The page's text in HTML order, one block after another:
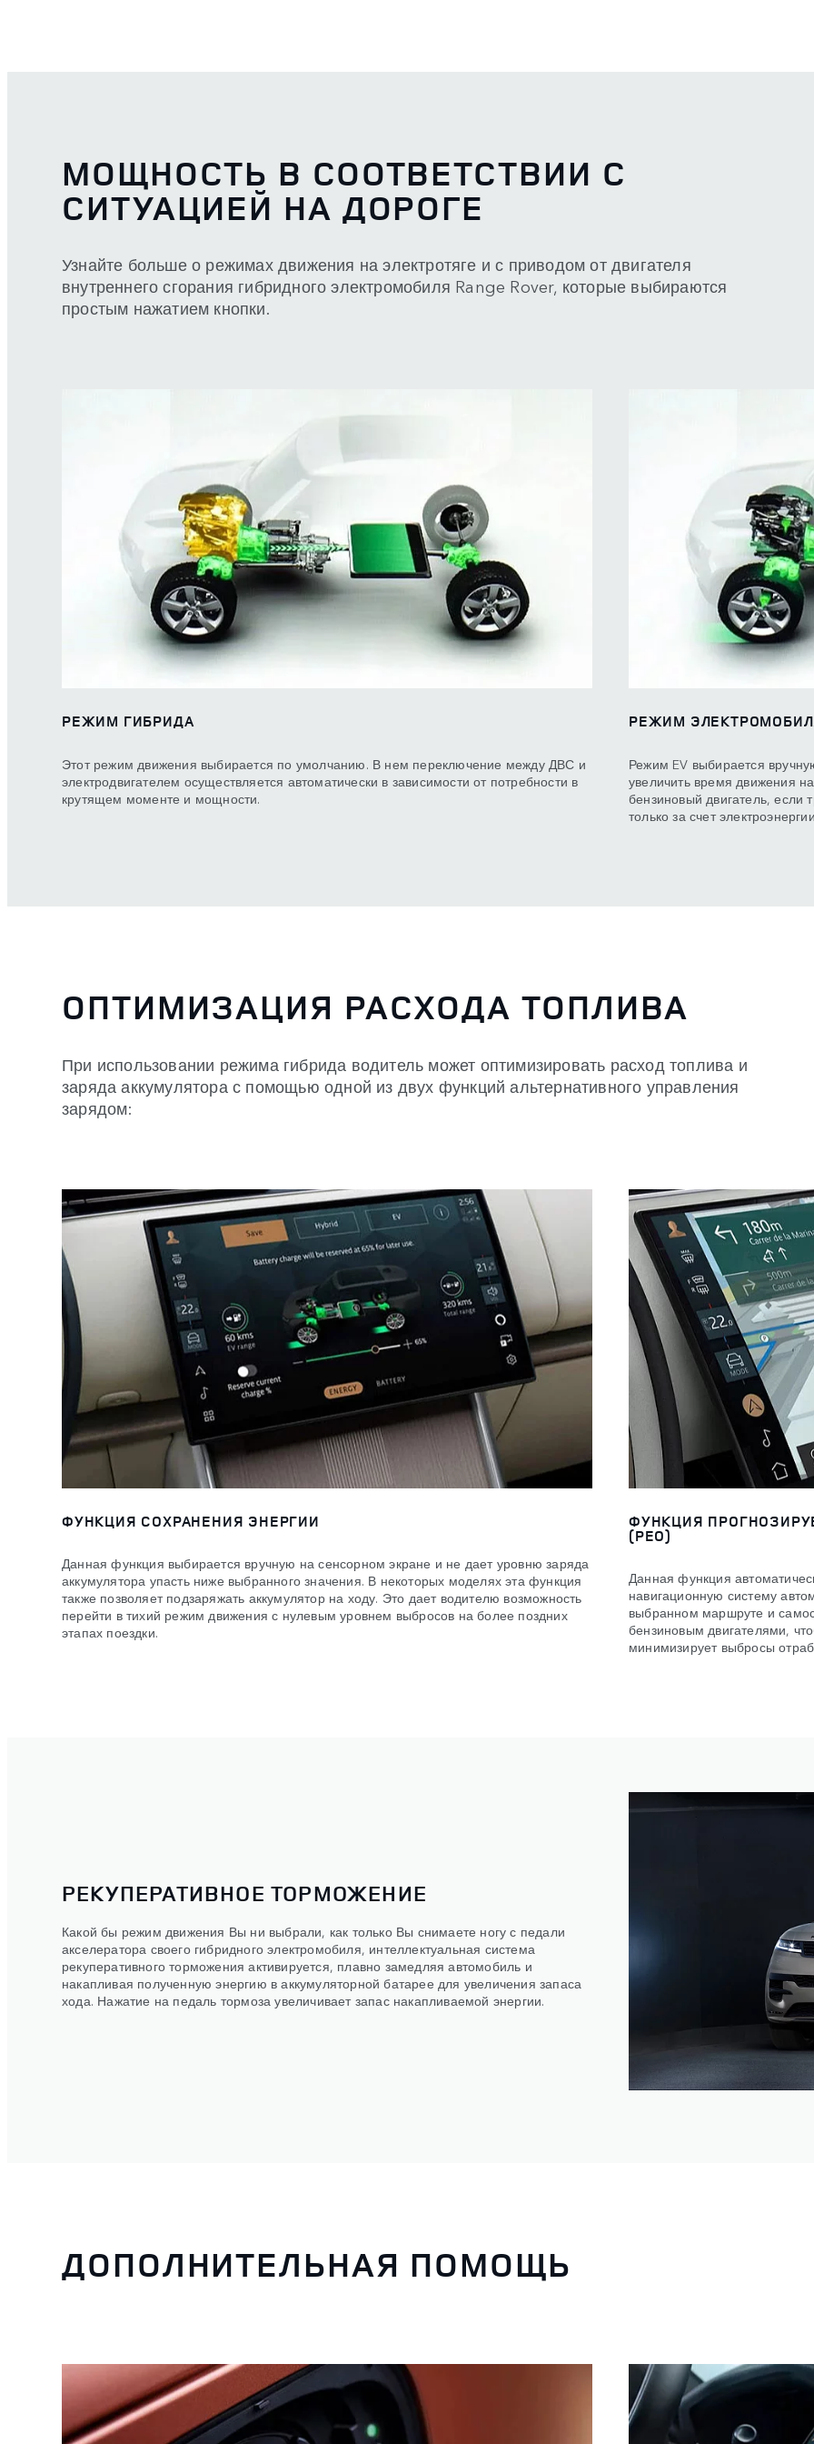
МОЩНОСТЬ В СООТВЕТСТВИИ С
СИТУАЦИЕЙ НА ДОРОГЕ
Узнайте больше о режимах движения на электротяге и с приводом от двигателя
внутреннего сгорания гибридного электромобиля Range Rover, которые выбираются
простым нажатием кнопки.
РЕЖИМ ГИБРИДА
Этот режим движения выбирается по умолчанию. В нем переключение между ДВС и
электродвигателем осуществляется автоматически в зависимости от потребности в
крутящем моменте и мощности.
РЕЖИМ
Режим EV выбирается
увеличить время движения
бензиновый двигатель,
только за счет
ОПТИМИЗАЦИЯ РАСХОДА ТОПЛИВА
При использовании режима гибрида водитель может оптимизировать расход топлива и
заряда аккумулятора с помощью одной из двух функций альтернативного управления
зарядом:
ФУНКЦИЯ СОХРАНЕНИЯ ЭНЕРГИИ
Данная функция выбирается вручную на сенсорном экране и не дает уровню заряда
аккумулятора упасть ниже выбранного значения. В некоторых моделях эта функция
также позволяет подзаряжать аккумулятор на ходу. Это дает водителю возможность
перейти в тихий режим движения с нулевым уровнем выбросов на более поздних
этапах поездки.
ФУНКЦИЯ
(PEO)
Данная функция
навигационную систему
выбранном маршруте и
бензиновым двигателями,
минимизирует выбросы
РЕКУПЕРАТИВНОЕ ТОРМОЖЕНИЕ
Какой бы режим движения Вы ни выбрали, как только Вы снимаете ногу с педали
акселератора своего гибридного электромобиля, интеллектуальная система
рекуперативного торможения активируется, плавно замедляя автомобиль и
накапливая полученную энергию в аккумуляторной батарее для увеличения запаса
хода. Нажатие на педаль тормоза увеличивает запас накапливаемой энергии.
ДОПОЛНИТЕЛЬНАЯ ПОМОЩЬ